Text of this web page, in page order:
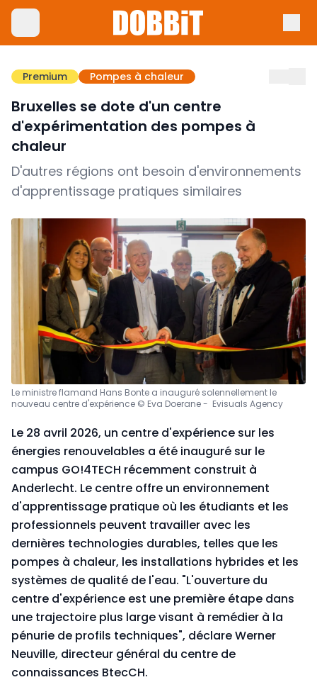
Premium Pompes à chaleur
Bruxelles se dote d'un centre
d'expérimentation des pompes à
chaleur
D'autres régions ont besoin d'environnements
d'apprentissage pratiques similaires
Le ministre flamand Hans Bonte a inauguré solennellement le
nouveau centre d'expérience © Eva Doerane - Evisuals Agency
Le 28 avril 2026, un centre d'expérience sur les
énergies renouvelables a été inauguré sur le
campus GO!4TECH récemment construit à
Anderlecht. Le centre offre un environnement
d'apprentissage pratique où les étudiants et les
professionnels peuvent travailler avec les
dernières technologies durables, telles que les
pompes à chaleur, les installations hybrides et les
systèmes de qualité de l'eau. "L'ouverture du
centre d'expérience est une première étape dans
une trajectoire plus large visant à remédier à la
pénurie de profils techniques", déclare Werner
Neuville, directeur général du centre de
connaissances BtecCH.